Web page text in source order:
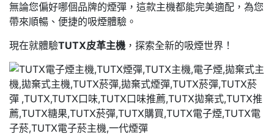
無論您偏好哪個品牌的煙彈，這款主機都能完美適配，為您
帶來順暢、便捷的吸煙體驗。
現在就體驗TUTX皮革主機 ，探索全新的吸煙世界！